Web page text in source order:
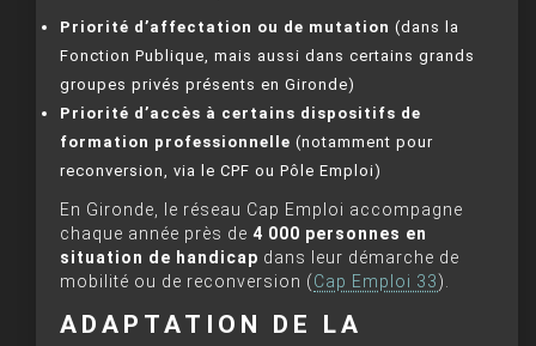
Priorité d’affectation ou de mutation (dans la
Fonction Publique, mais aussi dans certains grands
groupes privés présents en Gironde)
Priorité d’accès à certains dispositifs de
formation professionnelle (notamment pour
reconversion, via le CPF ou Pôle Emploi)
En Gironde, le réseau Cap Emploi accompagne
chaque année près de 4 000 personnes en
situation de handicap dans leur démarche de
mobilité ou de reconversion (Cap Emploi 33).
ADAPTATION DE LA